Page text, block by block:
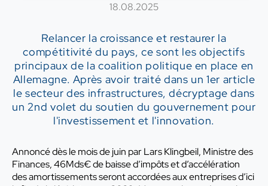
18.08.2025
Relancer la croissance et restaurer la
compétitivité du pays, ce sont les objectifs
principaux de la coalition politique en place en
Allemagne. Après avoir traité dans un 1er article
le secteur des infrastructures, décryptage dans
un 2nd volet du soutien du gouvernement pour
l'investissement et l'innovation.
Annoncé dès le mois de juin par Lars Klingbeil, Ministre des
Finances, 46Mds€ de baisse d’impôts et d’accélération
des amortissements seront accordées aux entreprises d’ici